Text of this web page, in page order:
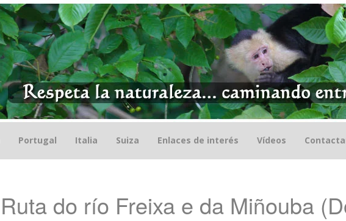
Portugal Italia Suiza Enlaces de interés Vídeos
Ruta do río Freixa e da Miñouba